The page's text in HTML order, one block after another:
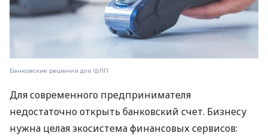
Банковские решения для ФЛП
Для современного предпринимателя
недостаточно открыть банковский счет. Бизнесу
нужна целая экосистема финансовых сервисов: